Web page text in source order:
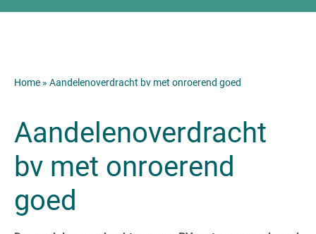
Home » Aandelenoverdracht bv met onroerend goed
Aandelenoverdracht
bv met onroerend
goed